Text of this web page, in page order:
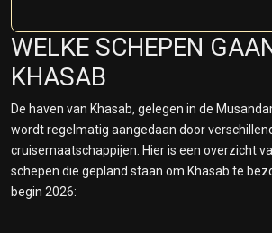
WELKE SCHEPEN
KHASAB
De haven van Khasab, gelegen in de
wordt regelmatig aangedaan door
cruisemaatschappijen. Hier is een overzicht
schepen die gepland staan om Khasab te
begin 2026: